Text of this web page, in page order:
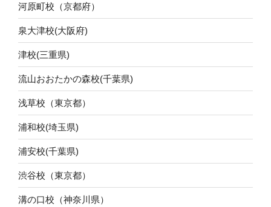
河原町校（京都府）
泉大津校(大阪府)
津校(三重県)
流山おおたかの森校(千葉県)
浅草校（東京都）
浦和校(埼玉県)
浦安校(千葉県)
渋谷校（東京都）
溝の口校（神奈川県）